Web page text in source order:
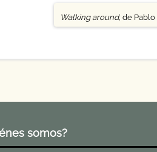
Walking around, de
somos?